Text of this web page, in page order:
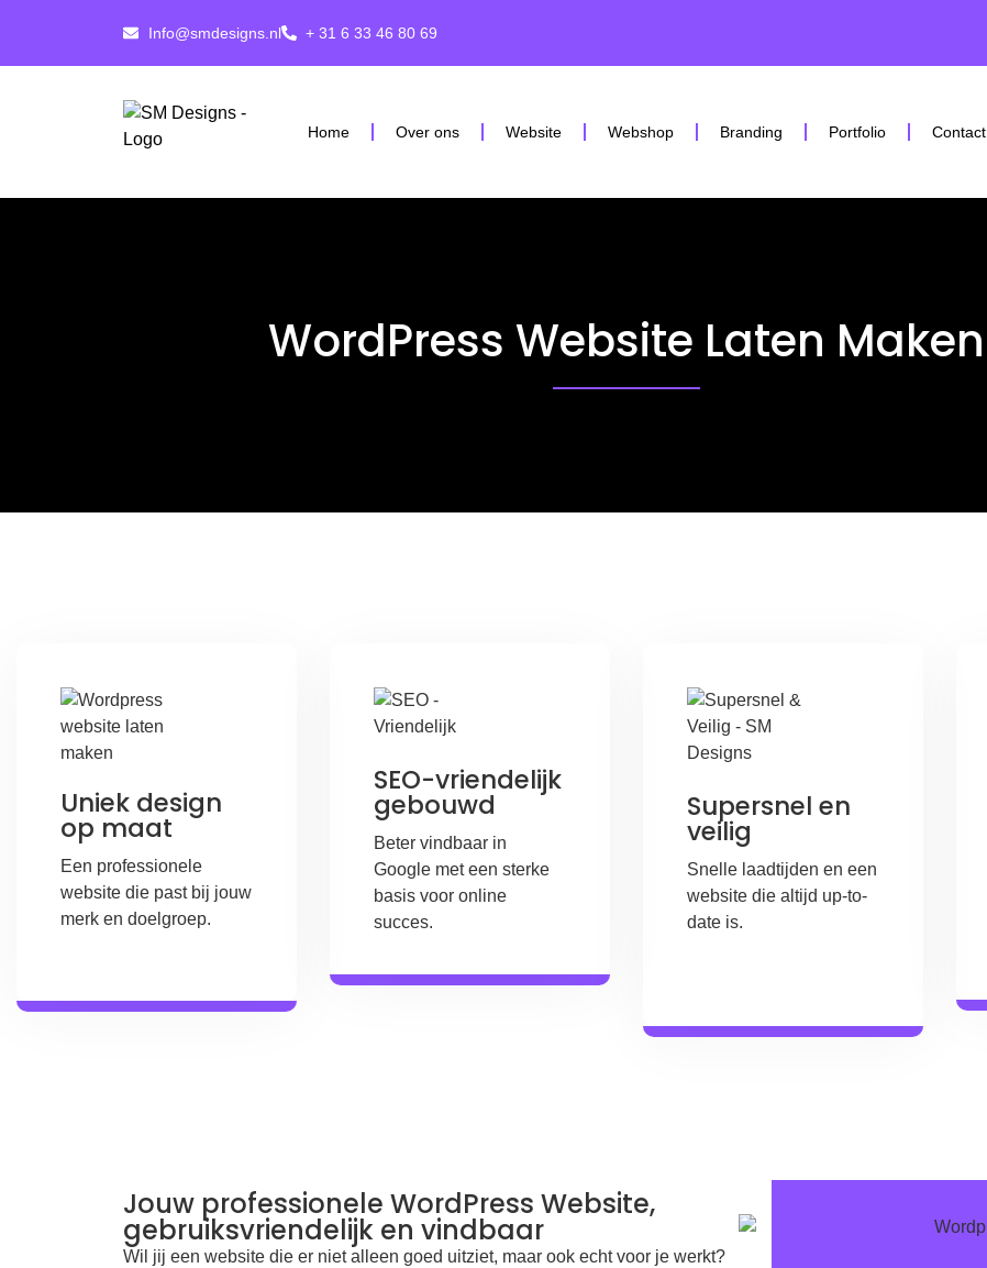
Info@smdesigns.nl + 31 6 33 46 80 69
Home Over ons Website Webshop Branding Portfolio Contact
WordPress Website Laten Maken
Uniek design
op maat
Een professionele
website die past bij jouw
merk en doelgroep.
SEO-vriendelijk
gebouwd
Beter vindbaar in
Google met een sterke
basis voor online
succes.
Supersnel en
veilig
Snelle laadtijden en een
website die altijd up-to-
date is.
Jouw professionele WordPress Website,
gebruiksvriendelijk en vindbaar
Wil jij een website die er niet alleen goed uitziet, maar ook echt voor je werkt?